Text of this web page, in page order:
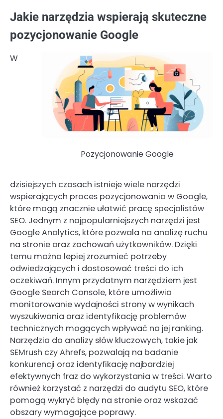
Jakie narzędzia wspierają skuteczne
pozycjonowanie Google
Pozycjonowanie Google
W
dzisiejszych czasach istnieje wiele narzędzi
wspierających proces pozycjonowania w Google,
które mogą znacznie ułatwić pracę specjalistów
SEO. Jednym z najpopularniejszych narzędzi jest
Google Analytics, które pozwala na analizę ruchu
na stronie oraz zachowań użytkowników. Dzięki
temu można lepiej zrozumieć potrzeby
odwiedzających i dostosować treści do ich
oczekiwań. Innym przydatnym narzędziem jest
Google Search Console, które umożliwia
monitorowanie wydajności strony w wynikach
wyszukiwania oraz identyfikację problemów
technicznych mogących wpływać na jej ranking.
Narzędzia do analizy słów kluczowych, takie jak
SEMrush czy Ahrefs, pozwalają na badanie
konkurencji oraz identyfikację najbardziej
efektywnych fraz do wykorzystania w treści. Warto
również korzystać z narzędzi do audytu SEO, które
pomogą wykryć błędy na stronie oraz wskazać
obszary wymagające poprawy.